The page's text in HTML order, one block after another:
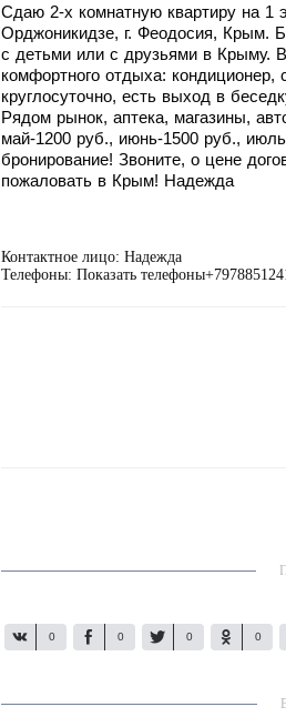
Сдаю 2-х комнатную квартиру на 1
Орджоникидзе, г. Феодосия, Крым.
с детьми или с друзьями в Крыму.
комфортного отдыха: кондиционер,
круглосуточно, есть выход в
Рядом рынок, аптека, магазины,
май-1200 руб., июнь-1500 руб.,
бронирование! Звоните, о цене
пожаловать в Крым! Надежда
Контактное лицо: Надежда
Телефоны: Показать телефоны
0 0 0 0